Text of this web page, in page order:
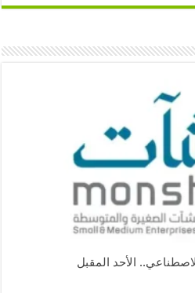
الأحد المقبل